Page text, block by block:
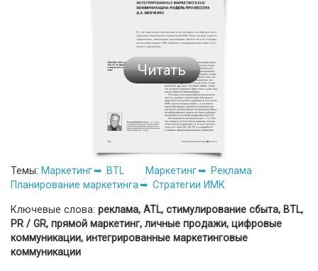
Читать
Темы: Маркетинг BTL Маркетинг
Реклама
Планирование маркетинга
Стратегии ИМК
Ключевые слова: реклама, ATL, стимулирование сбыта, BTL,
PR / GR, прямой маркетинг, личные продажи, цифровые
коммуникации, интегрированные маркетинговые
коммуникации